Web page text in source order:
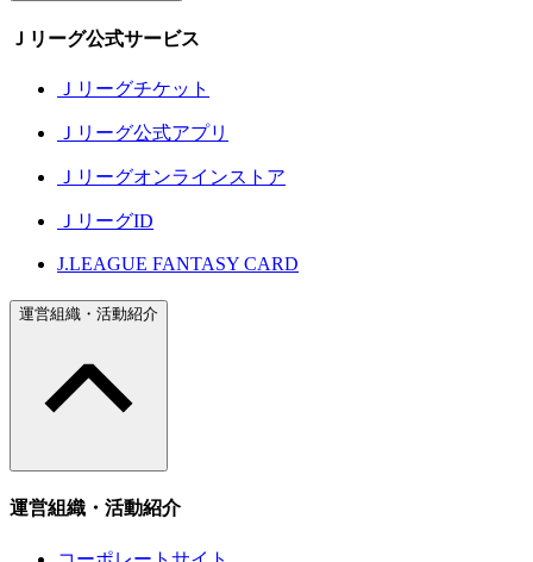
Ｊリーグ公式サービス
Ｊリーグチケット
Ｊリーグ公式アプリ
Ｊリーグオンラインストア
ＪリーグID
J.LEAGUE FANTASY CARD
運営組織・活動紹介
運営組織・活動紹介